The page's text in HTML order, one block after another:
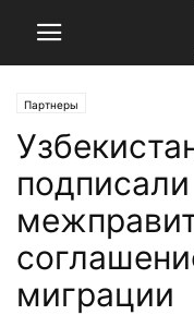
Партнеры
миграции